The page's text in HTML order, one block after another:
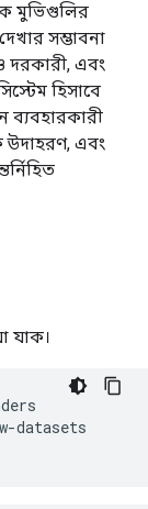
মুভিগুলির
সম্ভাবনা
দরকারী, এবং
হিসাবে
ব্যবহারকারী
উদাহরণ, এবং
যাক।
-datasets